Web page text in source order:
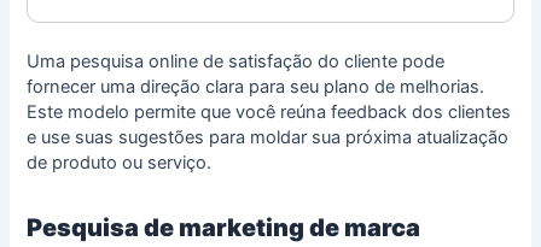
Uma pesquisa online de satisfação do cliente pode
fornecer uma direção clara para seu plano de melhorias.
Este modelo permite que você reúna feedback dos clientes
e use suas sugestões para moldar sua próxima atualização
de produto ou serviço.
Pesquisa de marketing de marca